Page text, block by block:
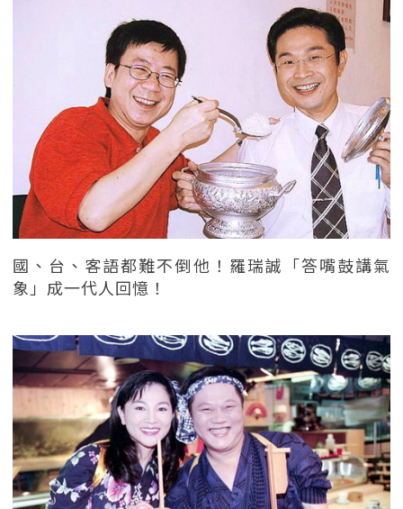
國、台、客語都難不倒他！羅瑞誠「答嘴鼓講氣
象」成一代人回憶！